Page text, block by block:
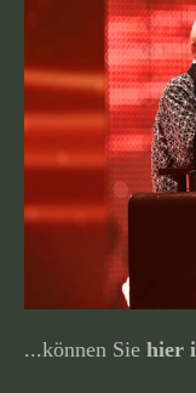
...können Sie hier